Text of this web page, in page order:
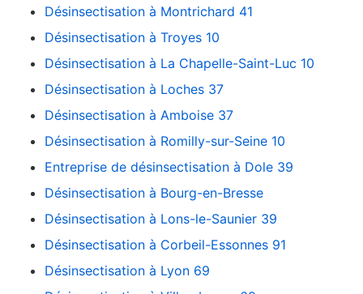
Désinsectisation à Montrichard 41
Désinsectisation à Troyes 10
Désinsectisation à La Chapelle-Saint-Luc 10
Désinsectisation à Loches 37
Désinsectisation à Amboise 37
Désinsectisation à Romilly-sur-Seine 10
Entreprise de désinsectisation à Dole 39
Désinsectisation à Bourg-en-Bresse
Désinsectisation à Lons-le-Saunier 39
Désinsectisation à Corbeil-Essonnes 91
Désinsectisation à Lyon 69